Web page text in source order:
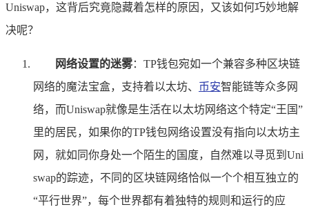
Uniswap，这背后究竟隐藏着怎样的原因，又该如何巧妙地解
决呢？
网络设置的迷雾：TP钱包宛如一个兼容多种区块链
网络的魔法宝盒，支持着以太坊、 币安智能链等众多网
络，而Uniswap就像是生活在以太坊网络这个特定“王国”
里的居民，如果你的TP钱包网络设置没有指向以太坊主
网，就如同你身处一个陌生的国度，自然难以寻觅到Uni
swap的踪迹，不同的区块链网络恰似一个个相互独立的
“平行世界”，每个世界都有着独特的规则和运行的应